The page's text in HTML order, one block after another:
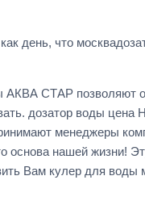
день, что
АКВА СТАР позволяют
дозатор воды
менеджеры
нашей жизни!
Вам кулер для воды